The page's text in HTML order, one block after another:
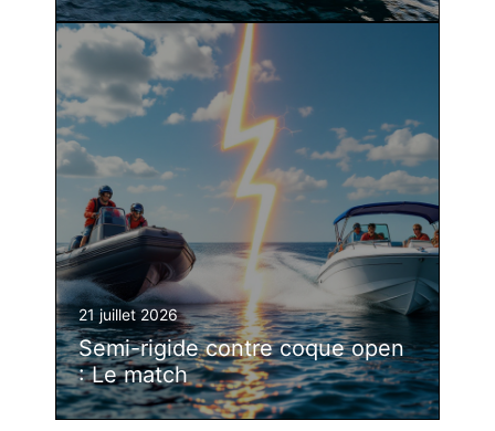
21 juillet 2026
Semi-rigide contre coque open
: Le match